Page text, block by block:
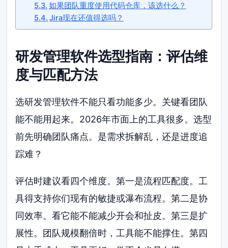
如果团队重度使用代码仓库，该选什么？
Jira现在还值得选吗？
研发管理软件选型指南：评估维
度与匹配方法
选研发管理软件不能只看功能多少。关键看团队
能不能用起来。2026年市面上的工具很多。选型
前先明确团队痛点。是需求拆解乱，还是进度追
踪难？
评估时建议看四个维度。第一是流程匹配度。工
具得支持你们现有的敏捷或瀑布流程。第二是协
同效率。看它能不能减少开会和扯皮。第三是扩
展性。团队规模翻倍时，工具能不能撑住。第四